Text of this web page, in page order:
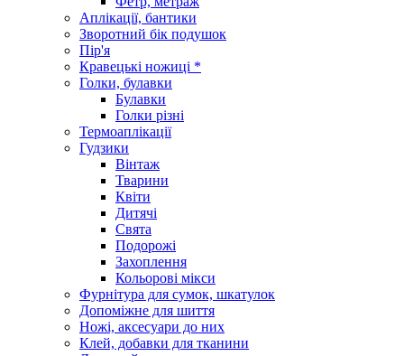
Аплікації, бантики
Зворотний бік подушок
Пір'я
Кравецькі ножиці *
Голки, булавки
Булавки
Голки різні
Термоаплікації
Гудзики
Вінтаж
Тварини
Квіти
Дитячі
Свята
Подорожі
Захоплення
Кольорові мікси
Фурнітура для сумок, шкатулок
Допоміжне для шиття
Ножі, аксесуари до них
Клей, добавки для тканини